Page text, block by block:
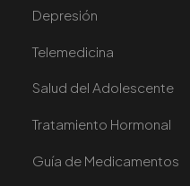
Depresión
Telemedicina
Salud del Adolescente
Tratamiento Hormonal
Guía de Medicamentos